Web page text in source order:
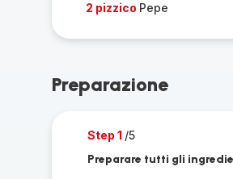
2 pizzico Pepe
Preparazione
Step 1 /5
Preparare tutti gli